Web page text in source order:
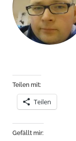
Teilen mit:
Teilen
Gefällt mir: